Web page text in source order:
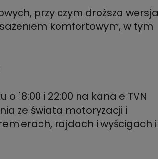
przy czym droższa wersja
komfortowym, w tym
18:00 i 22:00 na kanale TVN
ze świata motoryzacji i
rajdach i wyścigach i